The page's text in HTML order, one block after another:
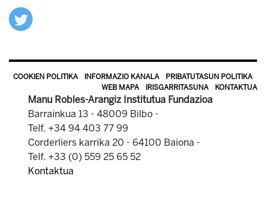
COOKIEN POLITIKA INFORMAZIO KANALA
PRIBATUTASUN POLITIKA
WEB MAPA
IRISGARRITASUNA KONTAKTUA
Manu Robles-Arangiz Institutua Fundazioa
Barrainkua 13 - 48009 Bilbo -
Telf. +34 94 403 77 99
Corderliers karrika 20 - 64100 Baiona -
Telf. +33 (0) 559 25 65 52
Kontaktua